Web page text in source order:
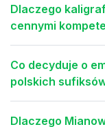
Dlaczego
cennymi
Co decyduje o
polskich
Dlaczego